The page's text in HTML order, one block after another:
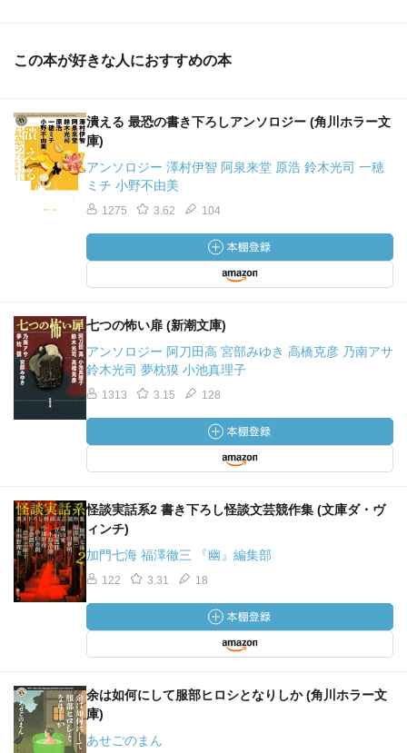
この本が好きな人におすすめの本
潰える 最恐の書き下ろしアンソロジー (角川ホラー文
庫)
アンソロジー 澤村伊智 阿泉来堂 原浩 鈴木光司 一穂
ミチ 小野不由美
1275 3.62 104
七つの怖い扉 (新潮文庫)
アンソロジー 阿刀田高 宮部みゆき 高橋克彦 乃南アサ
鈴木光司 夢枕獏 小池真理子
1313 3.15 128
怪談実話系2 書き下ろし怪談文芸競作集 (文庫ダ・ヴ
ィンチ)
加門七海 福澤徹三 『幽』編集部
122 3.31 18
余は如何にして服部ヒロシとなりしか (角川ホラー文
庫)
あせごのまん